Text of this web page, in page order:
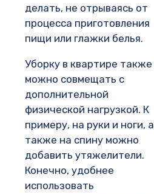
делать, не отрываясь от
процесса приготовления
пищи или глажки белья.
Уборку в квартире также
можно совмещать с
дополнительной
физической нагрузкой. К
примеру, на руки и ноги, а
также на спину можно
добавить утяжелители.
Конечно, удобнее
использовать